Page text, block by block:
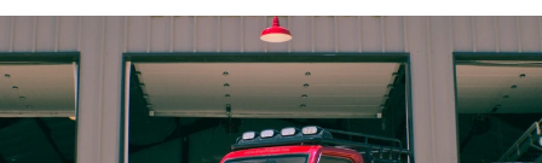
SPY
HISTORIE
ZAJÍMAVOSTI
TECHNIKA